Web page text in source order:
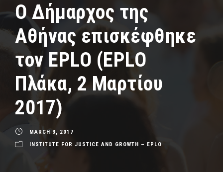
Ο Δήμαρχος της
Αθήνας επισκέφθηκε
τον EPLO (EPLO
Πλάκα, 2 Μαρτίου
2017)
MARCH 3, 2017
INSTITUTE FOR JUSTICE AND GROWTH – EPLO